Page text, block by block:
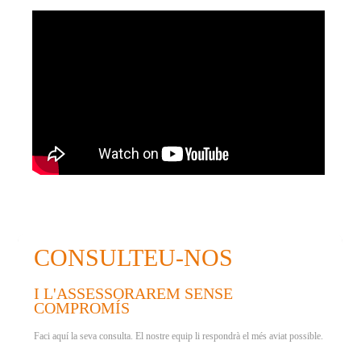
CONSULTEU-NOS
I L'ASSESSORAREM SENSE
COMPROMÍS
Faci aquí la seva consulta. El nostre equip li respondrà el més aviat possible.